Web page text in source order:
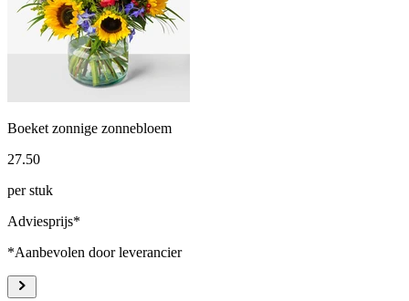
Boeket zonnige zonnebloem
27.50
per stuk
Adviesprijs*
*Aanbevolen door leverancier